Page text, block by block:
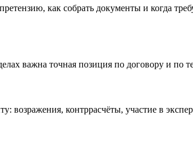
как собрать документы и когда
важна точная позиция по договору и по
возражения, контррасчёты, участие в